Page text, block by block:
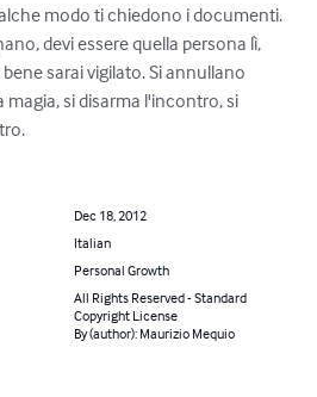
modo ti chiedono i documenti.
devi essere quella persona lì,
sarai vigilato. Si annullano
si disarma l'incontro, si
Dec 18, 2012
Italian
Personal Growth
All Rights Reserved - Standard
Copyright License
By (author): Maurizio Mequio